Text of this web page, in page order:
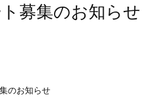
募集のお知らせ
のお知らせ